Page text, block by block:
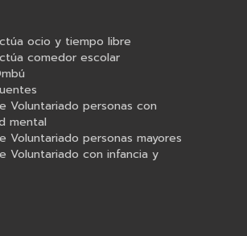
ocio y tiempo libre
comedor escolar
Voluntariado personas con
mental
Voluntariado personas mayores
Voluntariado con infancia y